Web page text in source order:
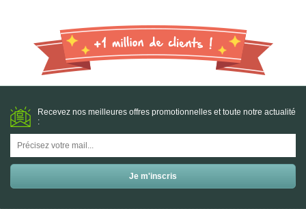
Recevez nos meilleures offres promotionnelles et toute notre actualité
: